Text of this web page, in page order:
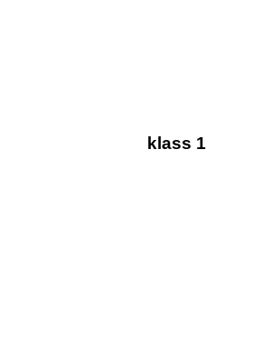
klass 1